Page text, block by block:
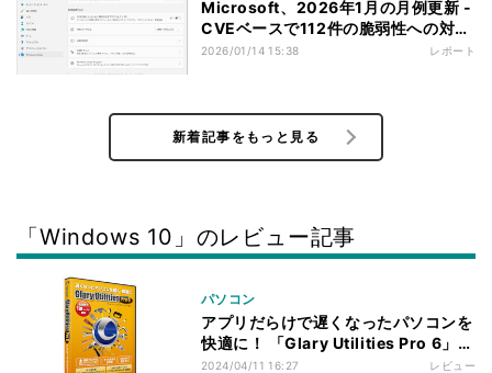
Microsoft、2026年1月の月例更新 -
CVEベースで112件の脆弱性への対応
が行われる
2026/01/14 15:38 レポート
新着記事をもっと見る
「Windows 10」のレビュー記事
パソコン
アプリだらけで遅くなったパソコンを
快適に！ 「Glary Utilities Pro 6」を
試す
2024/04/11 16:27 レビュー